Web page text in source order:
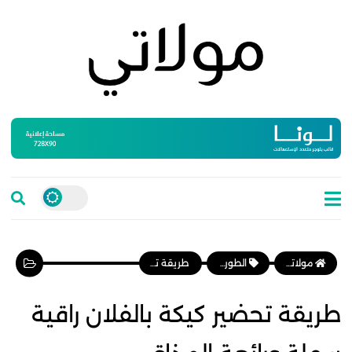
مولاتي موقع نسائي مغربي يهتم بالمرأة المغربية، وأخبار الأسرة و المجتمع الطورطات والكيك طريقة تحضير كيكة بالفلان راقية سهلة ورائعة المذاق
طريقة تحضير كيكة بالفلان راقية